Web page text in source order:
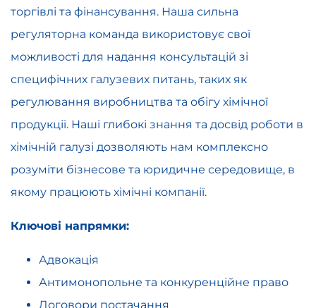
торгівлі та фінансування. Наша сильна
регуляторна команда використовує свої
можливості для надання консультацій зі
специфічних галузевих питань, таких як
регулювання виробництва та обігу хімічної
продукції. Наші глибокі знання та досвід роботи в
хімічній галузі дозволяють нам комплексно
розуміти бізнесове та юридичне середовище, в
якому працюють хімічні компанії.
Ключові напрямки:
Адвокація
Антимонопольне та конкуренційне право
Договори постачання